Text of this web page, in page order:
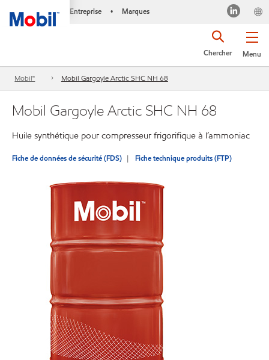
Entreprise • Marques
Menu
Chercher
Mobil™ Mobil Gargoyle Arctic SHC NH 68
Mobil Gargoyle Arctic SHC NH 68
Huile synthétique pour compresseur frigorifique à l’ammoniac
Fiche de données de sécurité (FDS) Fiche technique produits (FTP)